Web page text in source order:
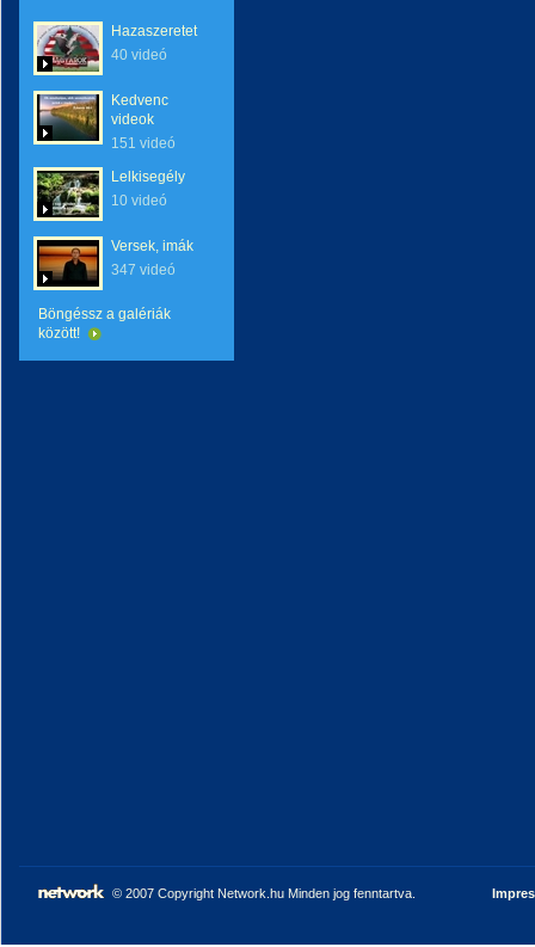
Hazaszeretet
40 videó
Kedvenc
videok
151 videó
Lelkisegély
10 videó
Versek, imák
347 videó
Böngéssz a galériák
között!
© 2007 Copyright Network.hu Minden jog fenntartva.